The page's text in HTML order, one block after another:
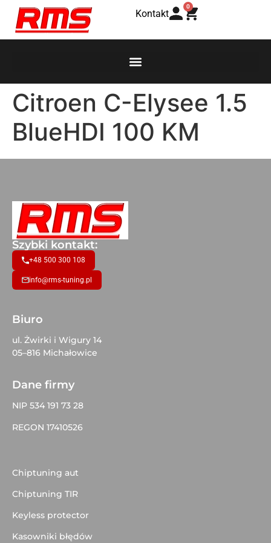
Kontakt
0
Citroen C-Elysee 1.5
BlueHDI 100 KM
Szybki kontakt:
+48 500 300 108
info@rms-tuning.pl
Biuro
ul. Żwirki i Wigury 14
05–816 Michałowice
Dane firmy
NIP 534 191 73 28
REGON 17410526
Chiptuning aut
Chiptuning TIR
Keyless protector
Kasowniki błędów